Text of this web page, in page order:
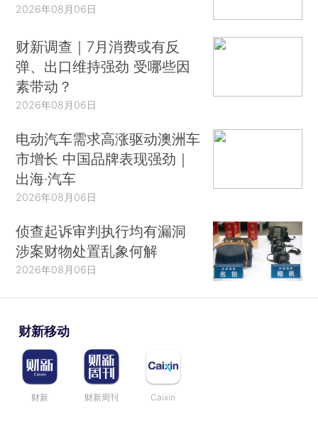
2026年08月06日
财新调查｜7月消费或有反
弹、出口维持强劲 受哪些因
素带动？
2026年08月06日
电动汽车需求高涨驱动澳洲车
市增长 中国品牌表现强劲｜
出海·汽车
2026年08月06日
侦查起诉审判执行均有漏洞
涉案财物处置乱象何解
2026年08月06日
财新移动
财新 财新周刊 Caixin